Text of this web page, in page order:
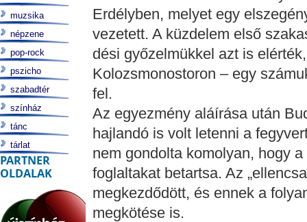
Erdélyben, melyet egy
vezetett. A küzdelem első
dési győzelmükkel azt is
Kolozsmonostoron – egy
fel.
Az egyezmény aláírása után
hajlandó is volt letenni a
nem gondolta komolyan, hogy
foglaltakat betartsa. Az
megkezdődött, és ennek a
megkötése is.
muzsika
népzene
pop-rock
pszicho
szabadtér
színház
tánc
tárlat
PARTNER
OLDALAK